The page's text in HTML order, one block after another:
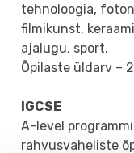
tehnoloogia,
filmikunst,
ajalugu, sport.
Õpilaste üldarv –
IGCSE
A-level
rahvusvaheliste